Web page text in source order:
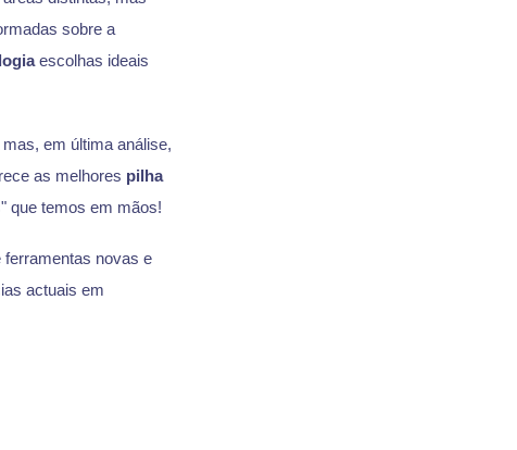
sobre a
escolhas ideais
em última análise,
as melhores pilha
que temos em mãos!
novas e
actuais em